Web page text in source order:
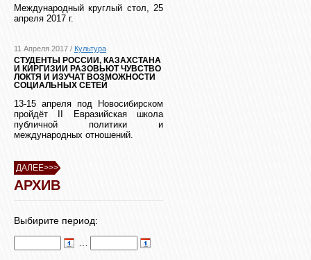
Международный круглый стол, 25
апреля 2017 г.
11 Апреля 2017 / Культура
СТУДЕНТЫ РОССИИ, КАЗАХСТАНА
И КИРГИЗИИ РАЗОВЬЮТ ЧУВСТВО
ЛОКТЯ И ИЗУЧАТ ВОЗМОЖНОСТИ
СОЦИАЛЬНЫХ СЕТЕЙ
13-15 апреля под Новосибирском
пройдёт II Евразийская школа
публичной политики и
международных отношений.
ДАЛЕЕ>>>
АРХИВ
Выбирите период: